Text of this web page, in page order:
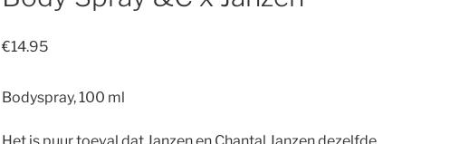
€14.95
Bodyspray, 100 ml
Het is puur toeval dat Janzen en Chantal Janzen dezelfde